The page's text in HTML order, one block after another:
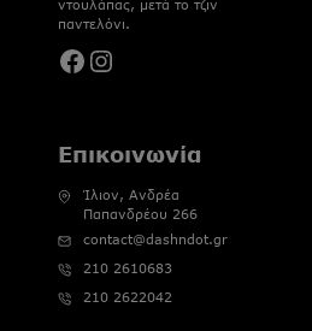
ντουλάπας, μετά το τζιν
παντελόνι.
Facebook
Instagram
Επικοινωνία
Ίλιον, Ανδρέα
Παπανδρέου 266
contact@dashndot.gr
210 2610683
210 2622042